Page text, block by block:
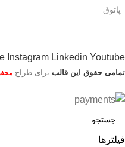
پاتوق
Instagram Linkedin Youtube
تمامی حقوق این قالب برای طراح
فیلترها